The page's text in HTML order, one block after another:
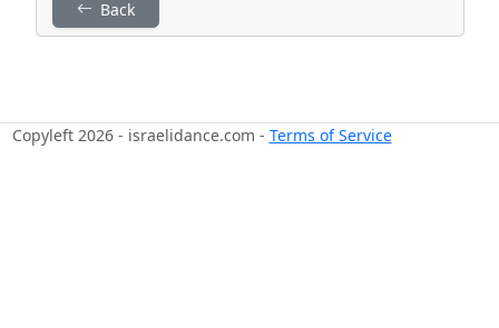
Back
Copyleft 2026 - israelidance.com - Terms of Service